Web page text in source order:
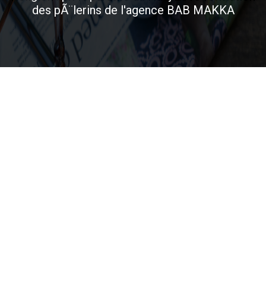
des pÃ¨lerins de l'agence BAB MAKKA